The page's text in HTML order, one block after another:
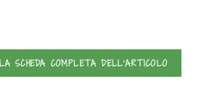
SCHEDA COMPLETA DELL'ARTICOLO